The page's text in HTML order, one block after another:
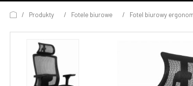
/ Produkty / Fotele biurowe / Fotel biurowy